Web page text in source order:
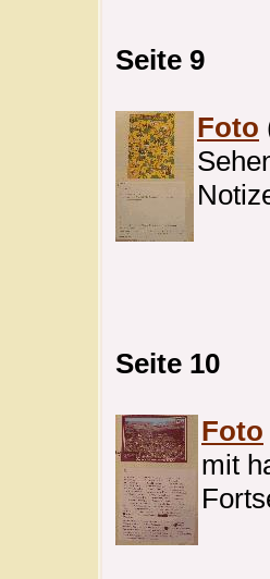
Seite 9
Foto
Seite 10
Foto
mit